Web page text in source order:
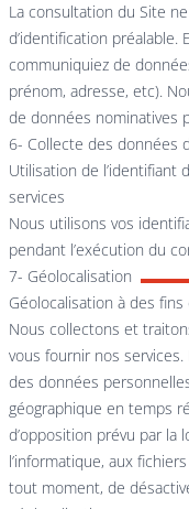
La consultation du Site
d’identification préalable.
communiquiez de
prénom, adresse, etc).
de données nominatives
6- Collecte des données
Utilisation de l’identifiant
services
Nous utilisons vos
pendant l’exécution du
7- Géolocalisation
Géolocalisation à des
Nous collectons et
vous fournir nos
des données
géographique en temps
d’opposition prévu par la
l’informatique, aux
tout moment, de